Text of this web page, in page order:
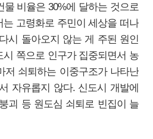
물 비율은 30%에 달하는 것으로
는 고령화로 주민이 세상을 떠나
시 돌아오지 않는 게 주된 원인
시 쪽으로 인구가 집중되면서 농
저 쇠퇴하는 이중구조가 나타난
자유롭지 않다. 신도시 개발에
괴 등 원도심 쇠퇴로 빈집이 늘